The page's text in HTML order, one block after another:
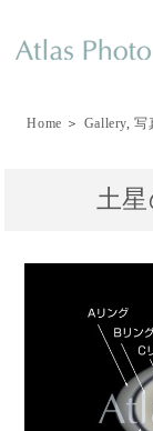
Home ＞ Gallery,写
土